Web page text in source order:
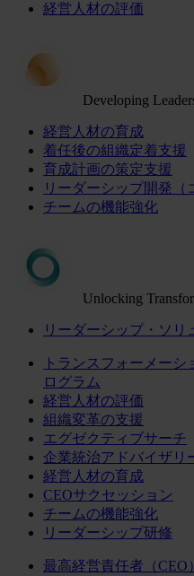
経営人材の評価
Developing
経営人材の育成
着任後の組織定着支援
育成計画の策定支援
リーダーシップ開発（
チームの機能強化
Unlocking
リーダーシップ・ソリ
トランスフォーメー
ログラム
経営人材の評価
組織変革の支援
エグゼクティブサーチ
企業統治アドバイザリ
経営人材の育成
CEOサクセッション
チームの機能強化
リーダーシップ研修
最高経営責任者（CEO）